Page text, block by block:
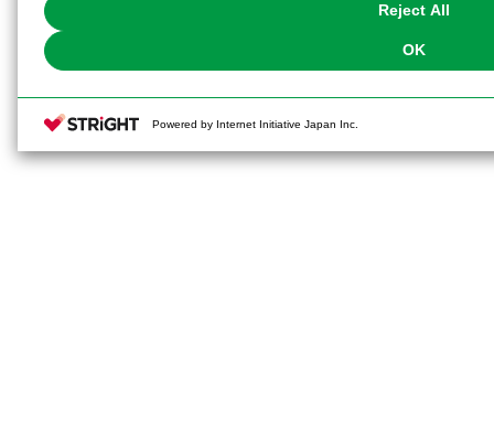
Reject All
OK
Powered by Internet Initiative Japan Inc.